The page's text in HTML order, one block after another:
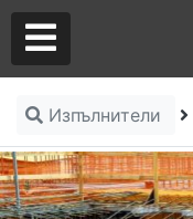
Изпълнители
Аз съм майстор
Търся майстор